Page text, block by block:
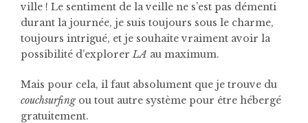
ville ! Le sentiment de la veille ne s’est pas démenti
durant la journée, je suis toujours sous le charme,
toujours intrigué, et je souhaite vraiment avoir la
possibilité d’explorerLA au maximum.
Mais pour cela, il faut absolument que je trouve du
couchsurfingou tout autre système pour être hébergé
gratuitement.